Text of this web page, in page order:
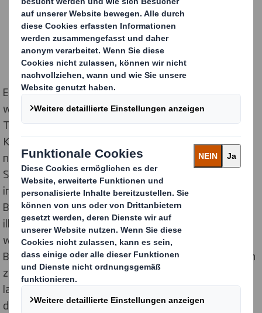
Europäer lieben Schokolade. Nirgendwo auf der Welt
wird mehr davon verzehrt als hier. Für mehr Fairness,
Transparenz und Nachhaltigkeit auf den
Kakaoplantagen engagiert sich seit 2005 die
niederländische Marke Tony’s Chocolonely. Der
Schokoladenproduzent leistet Aufklärungsarbeit,
inspiriert zum Handeln und geht dabei mit gutem
Beispiel voran, um beispielsweise Kinderarbeit und
illegale Abholzung zu verhindern. Die Kakaobohnen
werden direkt von westafrikanischen
Bauerngenossenschaften bezogen. Das Unternehmen
zahlt 20 Prozent höhere Preise und investiert
langfristig in die Ausbildung und Professionalisierung
der Farmer.